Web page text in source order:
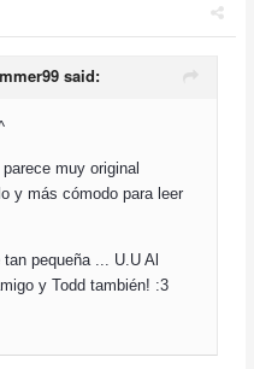
said:
muy original
y más cómodo para leer
pequeña ... U.U Al
y Todd también! :3